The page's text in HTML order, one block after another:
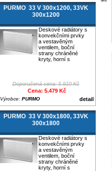
PURMO 33 V 300x1200, 33VK
300x1200
Deskové radiátory s
konvekčními prvky
a vestavěným
ventilem, boční
strany chráněné
kryty, horní s
Doporučená cena: 5.910 Kč
Cena: 5.479 Kč
detail
Výrobce: PURMO
PURMO 33 V 300x1800, 33VK
300x1800
Deskové radiátory s
konvekčními prvky
a vestavěným
ventilem, boční
strany chráněné
kryty, horní s